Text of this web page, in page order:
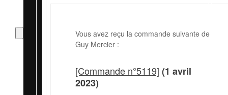
Vous avez reçu la commande suivante de
Guy Mercier :
[Commande n°5119] (1 avril
2023)